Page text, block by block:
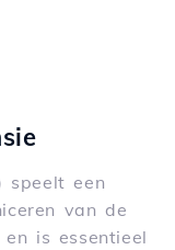
speelt een
van de
is essentieel